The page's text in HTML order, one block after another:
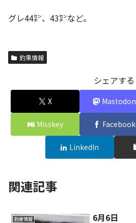
グレ44㌢、43㌢など。
釣果情報
シェアする
X Mastodon
Misskey Facebook
LinkedIn
関連記事
釣果情報 6月6日